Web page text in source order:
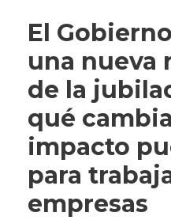
El
una nueva
de la
qué
impacto
para
empresas